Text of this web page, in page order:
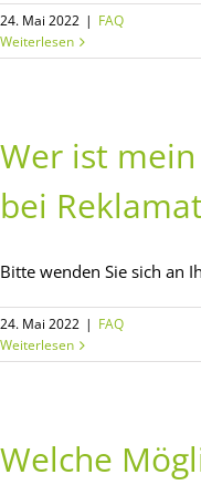
24. Mai 2022 | FAQ
Weiterlesen
Wer ist
bei
Bitte wenden Sie sich an
24. Mai 2022 | FAQ
Weiterlesen
Welche